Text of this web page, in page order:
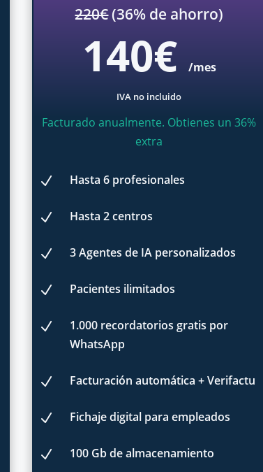
220€(36% de ahorro)
140€ /mes
IVA no incluido
Facturado anualmente. Obtienes un 36%
extra
N Hasta 6 profesionales
N Hasta 2 centros
N 3 Agentes de IA personalizados
N Pacientes ilimitados
N
1.000 recordatorios gratis por
WhatsApp
N Facturación automática + Verifactu
N Fichaje digital para empleados
N 100 Gb de almacenamiento